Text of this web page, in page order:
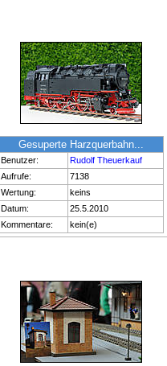
Gesuperte Harzquerbahn...
Benutzer:
Rudolf Theuerkauf
Aufrufe:
7138
Wertung:
keins
Datum:
25.5.2010
Kommentare:
kein(e)